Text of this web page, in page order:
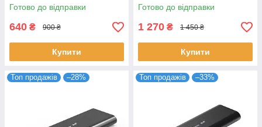
Готово до відправки
640 ₴ 900 ₴
Купити
Original
Готово до відправки
1 270 ₴ 1 450 ₴
Купити
Топ продажів –28% Топ продажів –33%